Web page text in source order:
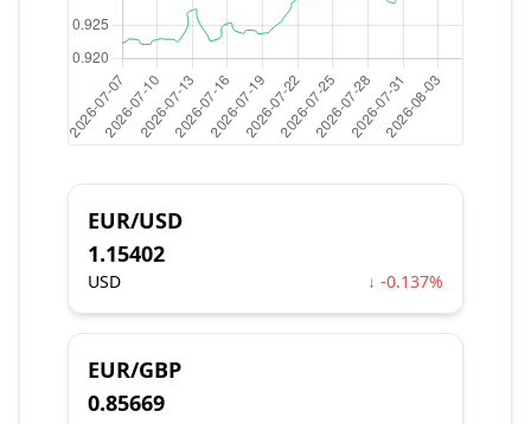
EUR/USD
1.15402
USD ↓ -0.137%
EUR/GBP
0.85669